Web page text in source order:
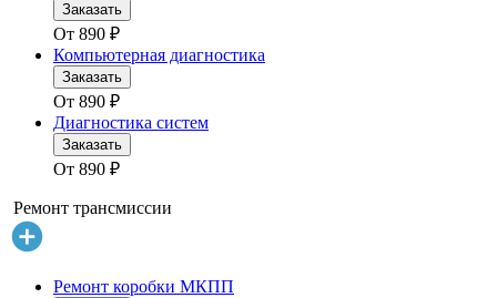
Заказать
От 890 ₽
Компьютерная диагностика
Заказать
От 890 ₽
Диагностика систем
Заказать
От 890 ₽
Ремонт трансмиссии
Ремонт коробки МКПП